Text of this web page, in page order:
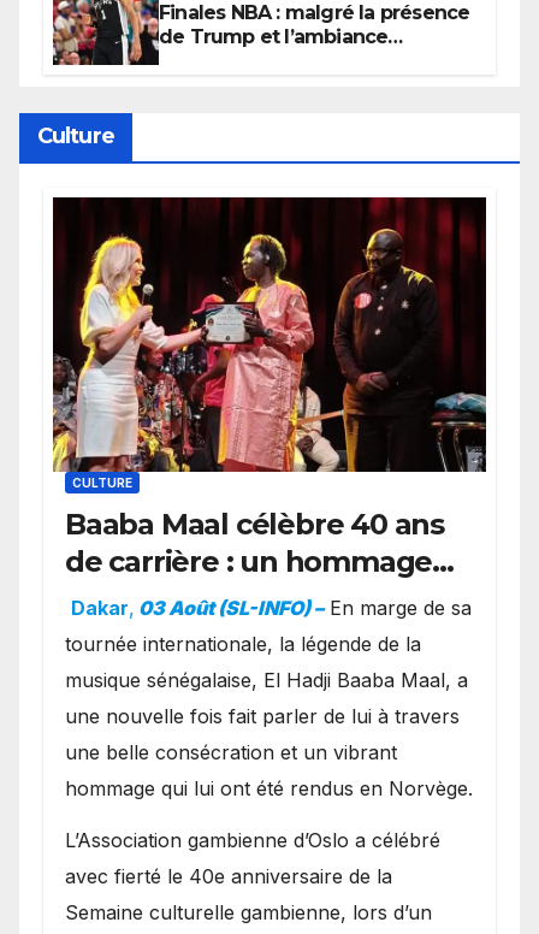
Finales NBA : malgré la présence
de Trump et l’ambiance
Culture
CULTURE
Baaba Maal célèbre 40 ans
de carrière : un hommage
exceptionnel à Oslo en
présence de la famille
royale.
Dakar, 03 Août (SL-INFO) – ​En marge de sa
tournée internationale, la légende de la
musique sénégalaise, El Hadji Baaba Maal, a
une nouvelle fois fait parler de lui à travers
une belle consécration et un vibrant
hommage qui lui ont été rendus en Norvège.
​L’Association gambienne d’Oslo a célébré
avec fierté le 40e anniversaire de la
Semaine culturelle gambienne, lors d’un